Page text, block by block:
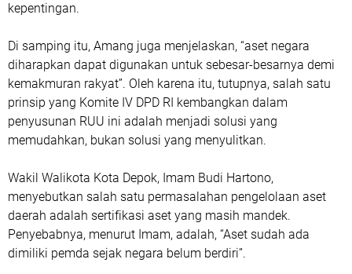
kepentingan.
Di samping itu, Amang juga menjelaskan, “aset negara
diharapkan dapat digunakan untuk sebesar-besarnya demi
kemakmuran rakyat”. Oleh karena itu, tutupnya, salah satu
prinsip yang Komite IV DPD RI kembangkan dalam
penyusunan RUU ini adalah menjadi solusi yang
memudahkan, bukan solusi yang menyulitkan.
Wakil Walikota Kota Depok, Imam Budi Hartono,
menyebutkan salah satu permasalahan pengelolaan aset
daerah adalah sertifikasi aset yang masih mandek.
Penyebabnya, menurut Imam, adalah, “Aset sudah ada
dimiliki pemda sejak negara belum berdiri”.